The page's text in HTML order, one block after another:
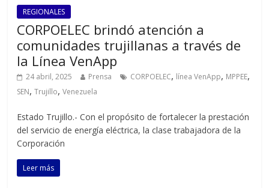
REGIONALES
CORPOELEC brindó atención a
comunidades trujillanas a través de
la Línea VenApp
24 abril, 2025 Prensa CORPOELEC, línea VenApp, MPPEE,
SEN,Trujillo,Venezuela
Estado Trujillo.- Con el propósito de fortalecer la prestación
del servicio de energía eléctrica, la clase trabajadora de la
Corporación
Leer más